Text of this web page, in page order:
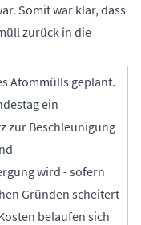
Somit war klar, dass
zurück in die
Atommülls geplant.
ein
zur Beschleunigung
wird - sofern
Gründen scheitert
belaufen sich